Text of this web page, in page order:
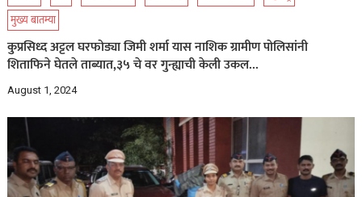
मुख्य बातम्या
कुप्रसिध्द अट्टल घरफोड्या जिमी शर्मा यास नाशिक ग्रामीण पोलिसांनी
शिताफिने घेतले ताब्यात,३५ चे वर गुन्ह्याची केली उकल…
August 1, 2024